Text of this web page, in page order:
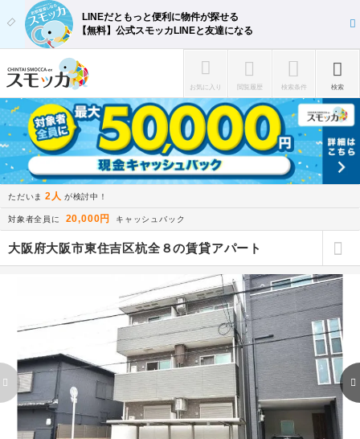
LINEだともっと便利に物件が探せる
【無料】公式スモッカLINEと友達になる
お気に入り 閲覧履歴 検索条件 検索
ただいま 2人 が検討中！
対象者全員に 20,000円 キャッシュバック
大阪府大阪市東住吉区杭全８の賃貸アパート